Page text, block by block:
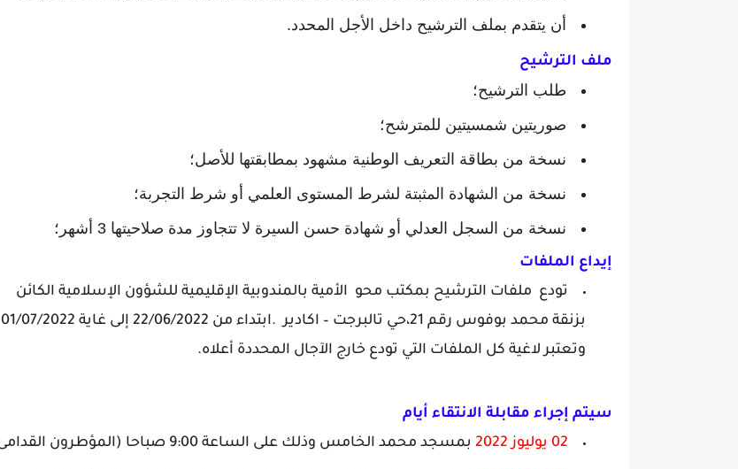
أن يتقدم بملف الترشيح داخل الأجل المحدد.
ملف الترشيح
طلب الترشيح؛
صوريتين شمسيتين للمترشح؛
نسخة من بطاقة التعريف الوطنية مشهود بمطابقتها للأصل؛
نسخة من الشهادة المثبتة لشرط المستوى العلمي أو شرط التجربة؛
نسخة من السجل العدلي أو شهادة حسن السيرة لا تتجاوز مدة صلاحيتها 3 أشهر؛
إيداع الملفات
تودع ملفات الترشيح بمكتب محو الأمية بالمندوبية الإقليمية للشؤون الإسلامية الكائن
بزنقة محمد بوفوس رقم 21،حي تالبرجت – اكادير .ابتداء من 22/06/2022 إلى غاية 01/07/2022
وتعتبر لاغية كل الملفات التي تودع خارج الآجال المحددة أعلاه.
سيتم إجراء مقابلة الانتقاء أيام
02 يوليوز 2022
بمسجد محمد الخامس وذلك على الساعة 9:00 صباحا (المؤطرون القدامى).